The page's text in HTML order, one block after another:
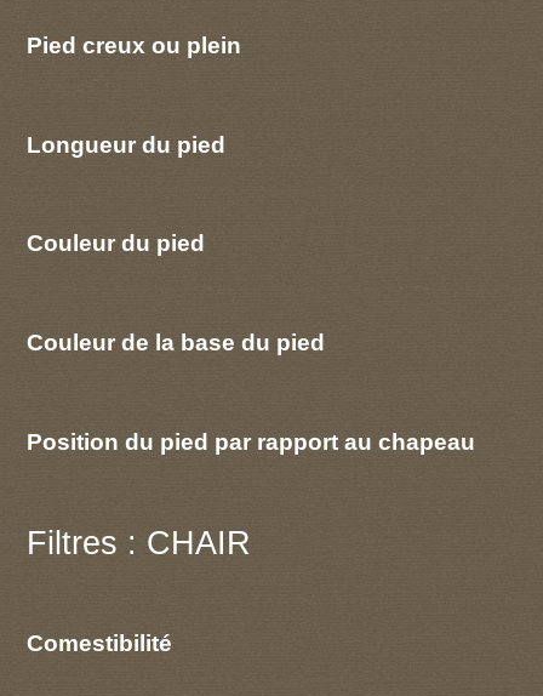
Pied creux ou plein
Longueur du pied
Couleur du pied
Couleur de la base du pied
Position du pied par rapport au chapeau
Filtres : CHAIR
Comestibilité